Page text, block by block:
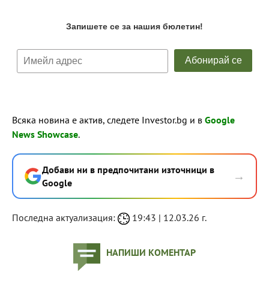
Всяка новина е актив, следете Investor.bg и в Google
News Showcase.
Добави ни в предпочитани източници в
Google
→
Последна актуализация: 19:43 | 12.03.26 г.
НАПИШИ КОМЕНТАР